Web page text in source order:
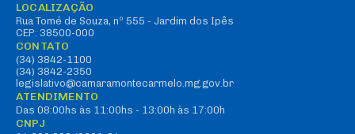
LOCALIZAÇÃO
Rua Tomé de Souza, nº 555 - Jardim dos Ipês
CEP: 38500-000
CONTATO
(34) 3842-1100
(34) 3842-2350
legislativo@camaramontecarmelo.mg.gov.br
ATENDIMENTO
Das 08:00hs às 11:00hs - 13:00h às 17:00h
CNPJ